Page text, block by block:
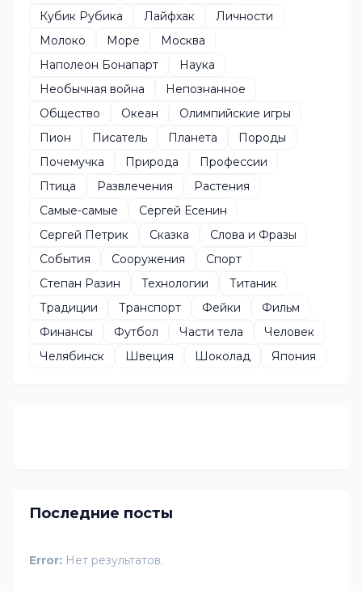
Кубик Рубика
Лайфхак
Личности
Молоко
Море
Москва
Наполеон Бонапарт
Наука
Необычная война
Непознанное
Общество
Океан
Олимпийские игры
Пион
Писатель Планета
Породы
Почемучка
Природа
Профессии
Птица
Развлечения
Растения
Самые-самые
Сергей Есенин
Сергей Петрик
Сказка
Слова и Фразы
События
Сооружения
Спорт
Степан Разин
Технологии
Титаник
Традиции
Транспорт Фейки
Фильм
Финансы
Футбол Части тела
Человек
Челябинск
Швеция Шоколад Япония
Последние посты
Error: Нет результатов.